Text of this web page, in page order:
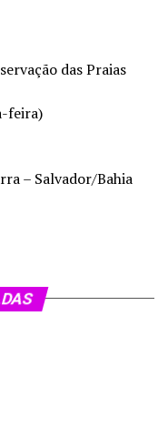
das Praias
feira)
– Salvador/Bahia